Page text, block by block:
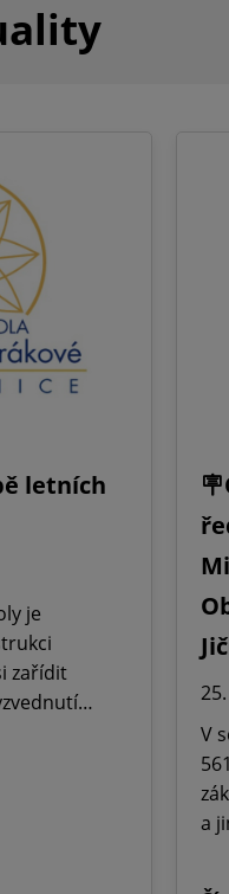
letních
je
zařídit
V
a